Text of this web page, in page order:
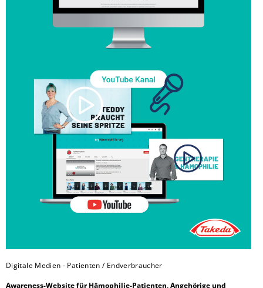
Digitale Medien - Patienten / Endverbraucher
Awareness-Website für Hämophilie-Patienten, Angehörige und